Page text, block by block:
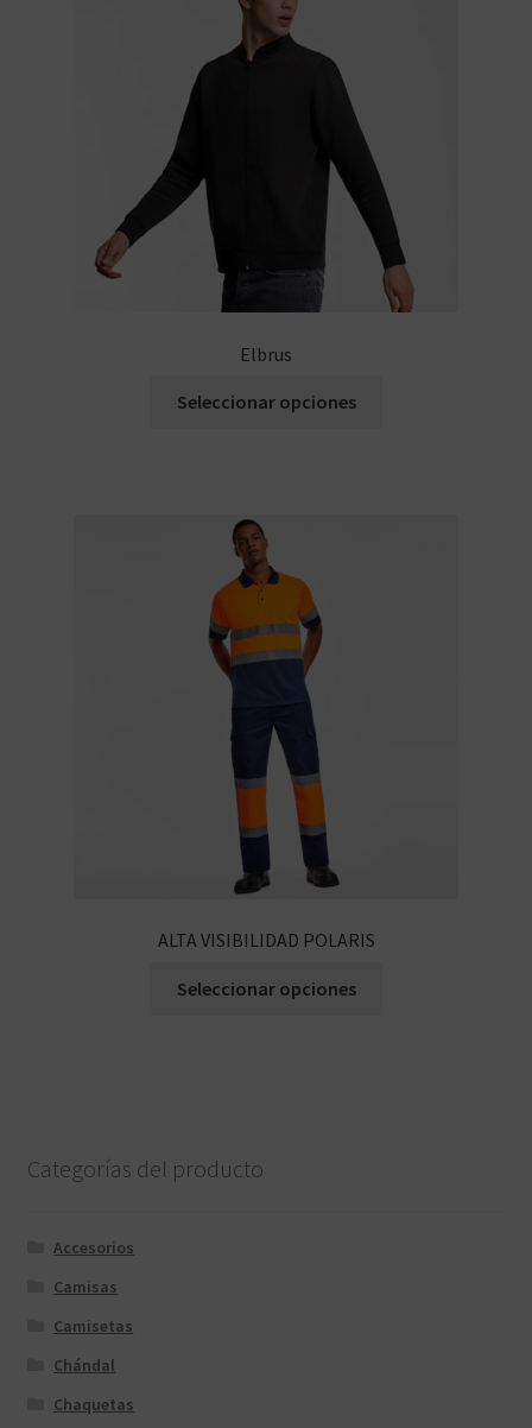
Elbrus
Seleccionar opciones
ALTA VISIBILIDAD POLARIS
Seleccionar opciones
Categorías del producto
Accesorios
Camisas
Camisetas
Chándal
Chaquetas